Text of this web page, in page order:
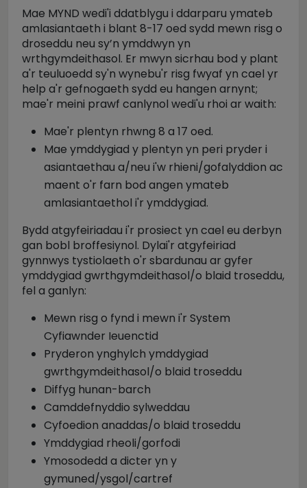
Mae MYND wedi'i ddatblygu i ddarparu ymateb
amlasiantaeth i blant 8-17 oed sydd mewn risg o
droseddu neu sy’n ymddwyn yn
wrthgymdeithasol. Er mwyn sicrhau bod y plant
a'r teuluoedd sy'n wynebu'r risg fwyaf yn cael yr
help a'r gefnogaeth sydd eu hangen arnynt;
mae'r meini prawf canlynol wedi'u rhoi ar waith:
Mae'r plentyn rhwng 8 a 17 oed.
Mae ymddygiad y plentyn yn peri pryder i
asiantaethau a/neu i'w rhieni/gofalyddion ac
maent o'r farn bod angen ymateb
amlasiantaethol i'r ymddygiad.
Bydd atgyfeiriadau i'r prosiect yn cael eu derbyn
gan bobl broffesiynol. Dylai'r atgyfeiriad
gynnwys tystiolaeth o'r sbardunau ar gyfer
ymddygiad gwrthgymdeithasol/o blaid troseddu,
fel a ganlyn:
Mewn risg o fynd i mewn i'r System
Cyfiawnder Ieuenctid
Pryderon ynghylch ymddygiad
gwrthgymdeithasol/o blaid troseddu
Diffyg hunan-barch
Camddefnyddio sylweddau
Cyfoedion anaddas/o blaid troseddu
Ymddygiad rheoli/gorfodi
Ymosodedd a dicter yn y
gymuned/ysgol/cartref